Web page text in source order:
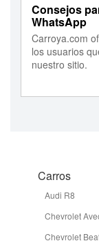
Consejos
WhatsApp
Carroya.com
los usuarios
nuestro sitio.
Carros
Audi R8
Chevrolet
Chevrolet